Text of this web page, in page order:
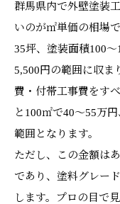
群馬県内で外壁塗装
いのが㎡単価の相場
35坪、塗装面積100
5,500円の範囲に収ま
費・付帯工事費をす
と100㎡で40〜55万
範囲となります。
ただし、この金額は
であり、塗料グレー
します。プロの目で